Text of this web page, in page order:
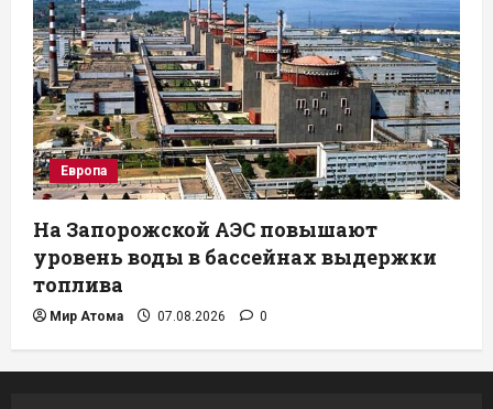
Европа
На Запорожской АЭС повышают
уровень воды в бассейнах выдержки
топлива
Мир Атома 07.08.2026 0